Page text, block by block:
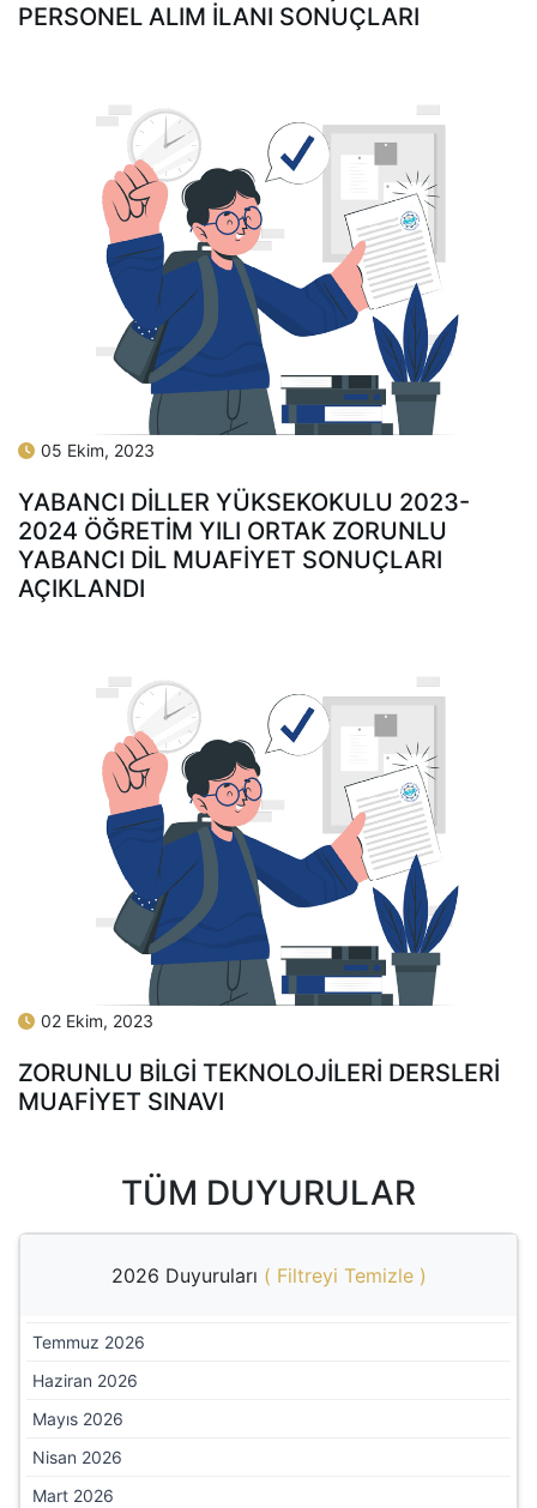
PERSONEL ALIM İLANI SONUÇLARI
05 Ekim, 2023
YABANCI DILLER YÜKSEKOKULU 2023-
2024 ÖĞRETIM YILI ORTAK ZORUNLU
YABANCI DIL MUAFIYET SONUÇLARI
AÇIKLANDI
02 Ekim, 2023
ZORUNLU BİLGİ TEKNOLOJİLERİ DERSLERİ
MUAFİYET SINAVI
TÜM DUYURULAR
2026 Duyuruları ( Filtreyi Temizle)
Temmuz 2026
Haziran 2026
Mayıs 2026
Nisan 2026
Mart 2026